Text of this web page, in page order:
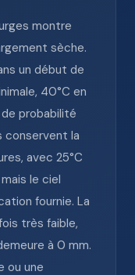
montre
sèche.
un début de
40°C en
probabilité
conservent la
avec 25°C
le ciel
fournie. La
très faible,
à 0 mm.
ou une